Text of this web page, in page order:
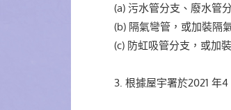
(a) 污水管分支、廢水管
(b) 隔氣彎管，或加裝隔
(c) 防虹吸管分支，或加
3. 根據屋宇署於2021 年